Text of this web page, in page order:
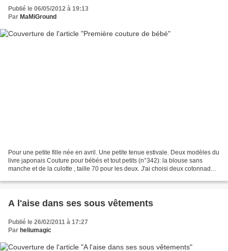
Publié le 06/05/2012 à 19:13
Par MaMiGround
Pour une petite fille née en avril. Une petite tenue estivale. Deux modèles du
livre japonais Couture pour bébés et tout petits (n°342): la blouse sans
manche et de la culotte , taille 70 pour les deux. J'ai choisi deux cotonnades.
A l'aise dans ses sous vêtements
Publié le 26/02/2011 à 17:27
Par heliumagic